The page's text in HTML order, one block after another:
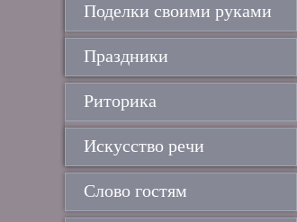
Поделки своими руками
Праздники
Риторика
Искусство речи
Слово гостям